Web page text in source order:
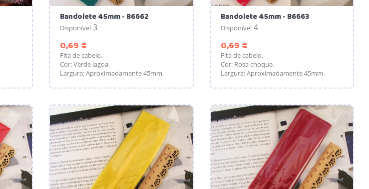
Bandolete 45mm - B6662
Disponível 3
0,69 €
Fita de cabelo.
Cor: Verde lagoa.
Largura: Aproximadamente 45mm.
Bandolete 45mm - B6663
Disponível 4
0,69 €Preço
Fita de cabelo.
Cor: Rosa choque.
Largura: Aproximadamente 45mm.